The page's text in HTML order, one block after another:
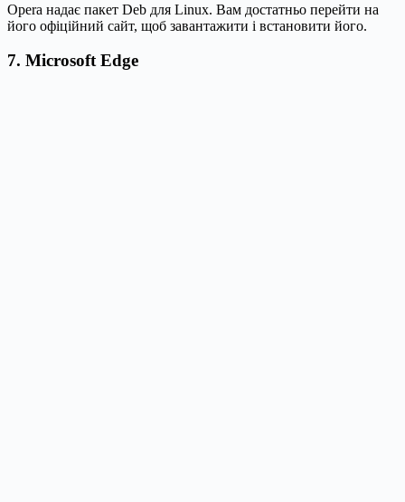
Opera надає пакет Deb для Linux. Вам достатньо перейти на
його офіційний сайт, щоб завантажити і встановити його.
7. Microsoft Edge